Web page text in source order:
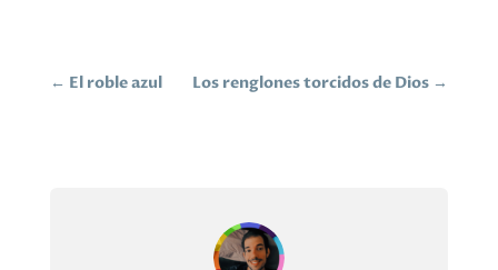
← El roble azul Los renglones torcidos de Dios →